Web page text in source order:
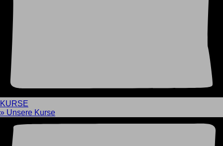
KURSE
» Unsere Kurse